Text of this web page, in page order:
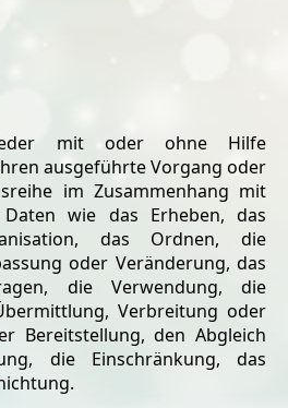
mit oder ohne Hilfe
ausgeführte Vorgang oder
im Zusammenhang mit
Daten wie das Erheben, das
das Ordnen, die
oder Veränderung, das
die Verwendung, die
Verbreitung oder
Bereitstellung, den Abgleich
die Einschränkung, das